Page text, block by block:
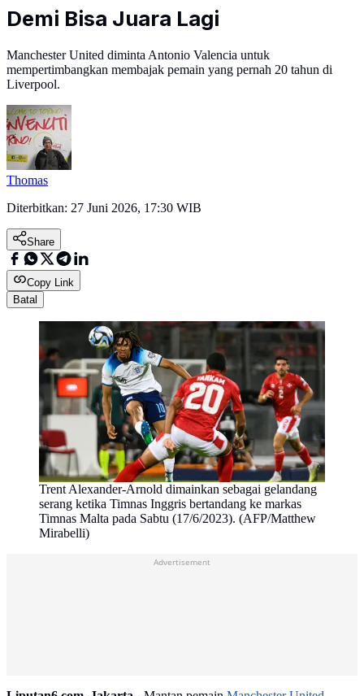
Demi Bisa Juara Lagi
Manchester United diminta Antonio Valencia untuk
mempertimbangkan membajak pemain yang pernah 20 tahun di
Liverpool.
Thomas
Diterbitkan: 27 Juni 2026, 17:30 WIB
Share
Copy Link
Batal
Trent Alexander-Arnold dimainkan sebagai gelandang
serang ketika Timnas Inggris bertandang ke markas
Timnas Malta pada Sabtu (17/6/2023). (AFP/Matthew
Mirabelli)
Advertisement